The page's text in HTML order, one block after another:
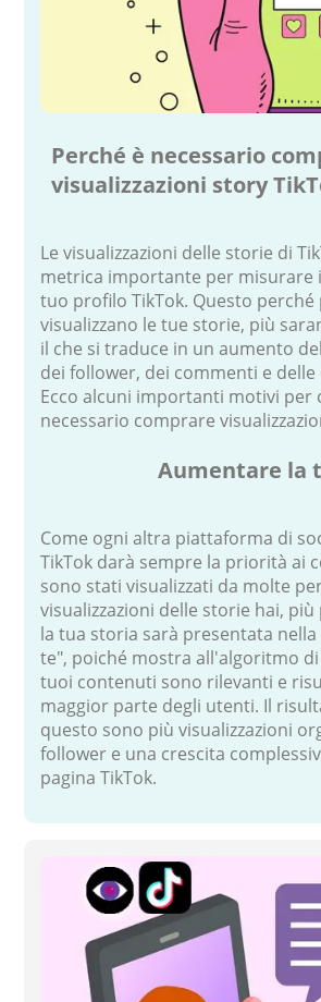
Perché è necessario
visualizzazioni story
Le visualizzazioni delle storie di
metrica importante per misurare
tuo profilo TikTok. Questo perché
visualizzano le tue storie, più
il che si traduce in un aumento
dei follower, dei commenti e
Ecco alcuni importanti motivi per
necessario comprare
Aumentare la
Come ogni altra piattaforma di
TikTok darà sempre la priorità ai
sono stati visualizzati da molte
visualizzazioni delle storie hai,
la tua storia sarà presentata nella
te", poiché mostra all'algoritmo di
tuoi contenuti sono rilevanti e
maggior parte degli utenti. Il
questo sono più visualizzazioni
follower e una crescita
pagina TikTok.